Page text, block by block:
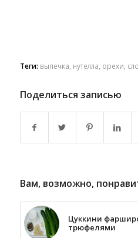
Теги: выпечка нутелла орехи
Поделиться записью
Вам, возможно,
Цуккини
трюфелями